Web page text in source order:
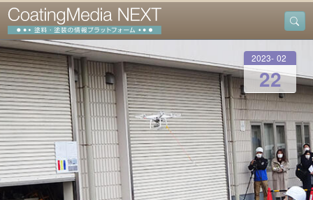
2023 - 02
22